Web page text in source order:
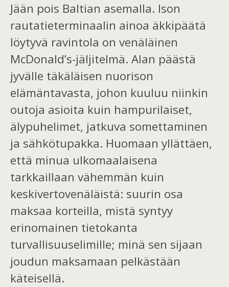
Jään pois Baltian asemalla. Ison
rautatieterminaalin ainoa äkkipäätä
löytyvä ravintola on venäläinen
McDonald’s-jäljitelmä. Alan päästä
jyvälle täkäläisen nuorison
elämäntavasta, johon kuuluu niinkin
outoja asioita kuin hampurilaiset,
älypuhelimet, jatkuva somettaminen
ja sähkötupakka. Huomaan yllättäen,
että minua ulkomaalaisena
tarkkaillaan vähemmän kuin
keskivertovenäläistä: suurin osa
maksaa korteilla, mistä syntyy
erinomainen tietokanta
turvallisuuselimille; minä sen sijaan
joudun maksamaan pelkästään
käteisellä.